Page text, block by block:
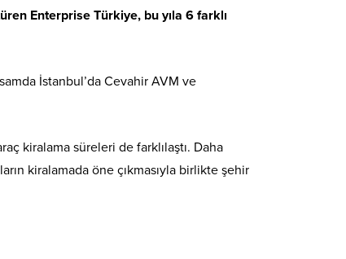
Enterprise Türkiye, bu yıla 6 farklı
İstanbul’da Cevahir AVM ve
kiralama süreleri de farklılaştı. Daha
kiralamada öne çıkmasıyla birlikte şehir